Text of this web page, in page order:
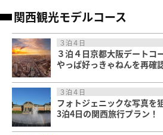
関西観光モデルコース
３泊４日
３泊４日京都大阪デートコ
やっぱ好っきゃねんを再確
３泊４日
フォトジェニックな写真を
3泊4日の関西旅行プラン！